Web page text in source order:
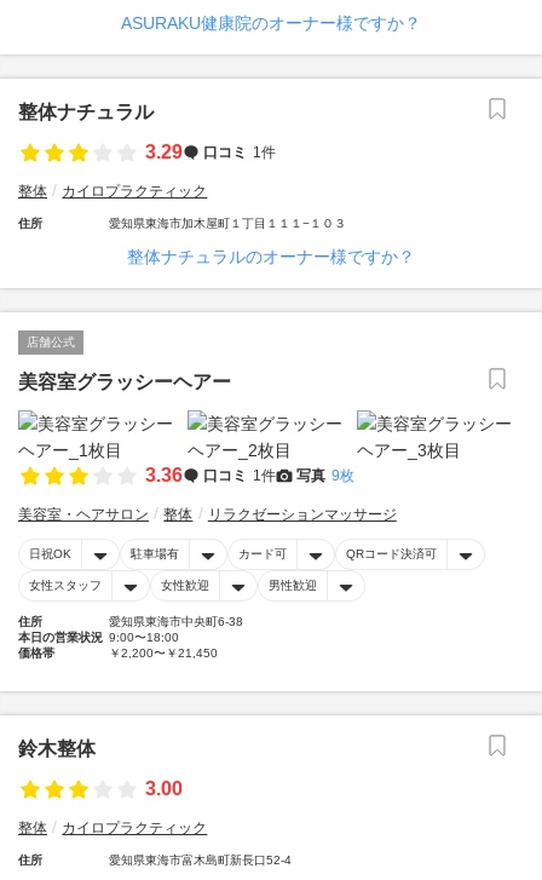
ASURAKU健康院のオーナー様ですか？
整体ナチュラル
3.29
口コミ 1件
整体 カイロプラクティック
住所 愛知県東海市加木屋町１丁目１１１−１０３
整体ナチュラルのオーナー様ですか？
店舗公式
美容室グラッシーヘアー
3.36 口コミ 1件 写真 9枚
美容室・ヘアサロン 整体 リラクゼーションマッサージ
日祝OK 駐車場有 カード可 QRコード決済可
女性スタッフ 女性歓迎 男性歓迎
住所
愛知県東海市中央町6-38
本日の営業状況 9:00〜18:00
価格帯
￥2,200〜￥21,450
鈴木整体
3.00
整体 カイロプラクティック
住所 愛知県東海市富木島町新長口52-4